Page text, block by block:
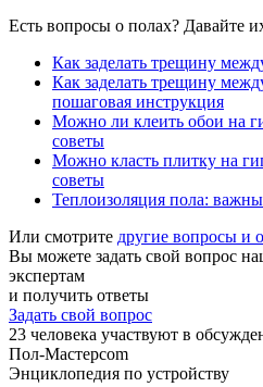
Есть вопросы о полах? Давайте
Как заделать трещину
Как заделать трещину
пошаговая инструкция
Можно ли клеить обои на
советы
Можно класть плитку на
советы
Теплоизоляция пола:
Или смотрите другие вопросы и
Вы можете задать свой вопрос
экспертам
и получить ответы
Задать свой вопрос
23 человека участвуют в
Пол-Мастерcom
Энциклопедия по устройству